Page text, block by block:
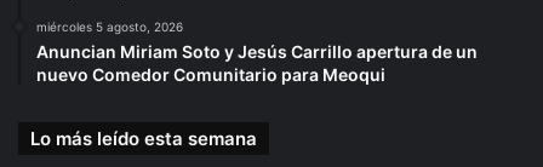
miércoles 5 agosto, 2026
Anuncian Miriam Soto y Jesús Carrillo apertura de un
nuevo Comedor Comunitario para Meoqui
Lo más leído esta semana